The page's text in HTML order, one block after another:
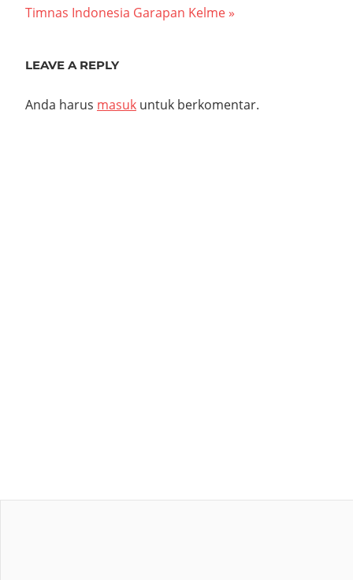
Post:
Timnas Indonesia Garapan Kelme
LEAVE A REPLY
Anda harus masuk untuk berkomentar.